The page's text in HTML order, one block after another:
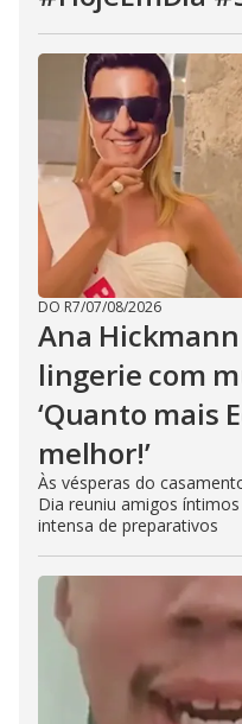
DO R7/07/08/2026
Ana
lingerie com
‘Quanto mais
melhor!’
Às vésperas do
Dia reuniu amigos
intensa de preparativos